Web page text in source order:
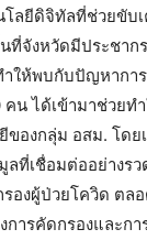
ลยีดิจิทัลที่ช่วยขับ
ที่จังหวัดมีประชา
ำให้พบกับปัญหา
น ได้เข้ามาช่วย
องกลุ่ม อสม. โด
ที่เชื่อมต่ออย่างร
องผู้ป่วยโควิด ต
ารคัดกรองและ